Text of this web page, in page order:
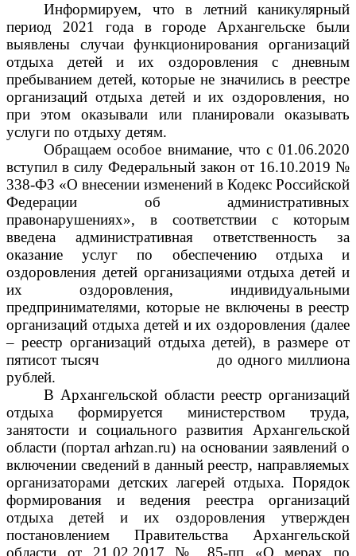
Информируем, что в летний каникулярный
период 2021 года в городе Архангельске были
выявлены случаи функционирования организаций
отдыха детей и их оздоровления с дневным
пребыванием детей, которые не значились в реестре
организаций отдыха детей и их оздоровления, но
при этом оказывали или планировали оказывать
услуги по отдыху детям.
Обращаем особое внимание, что с 01.06.2020
вступил в силу Федеральный закон от 16.10.2019 №
338-ФЗ «О внесении изменений в Кодекс Российской
Федерации об административных
правонарушениях», в соответствии с которым
введена административная ответственность за
оказание услуг по обеспечению отдыха и
оздоровления детей организациями отдыха детей и
их оздоровления, индивидуальными
предпринимателями, которые не включены в реестр
организаций отдыха детей и их оздоровления (далее
– реестр организаций отдыха детей), в размере от
пятисот тысяч до одного миллиона
рублей.
В Архангельской области реестр организаций
отдыха формируется министерством труда,
занятости и социального развития Архангельской
области (порталarhzan.ru) на основании заявлений о
включении сведений в данный реестр, направляемых
организаторами детских лагерей отдыха. Порядок
формирования и ведения реестра организаций
отдыха детей и их оздоровления утвержден
постановлением Правительства Архангельской
области от 21.02.2017 № 85-пп «О мерах по